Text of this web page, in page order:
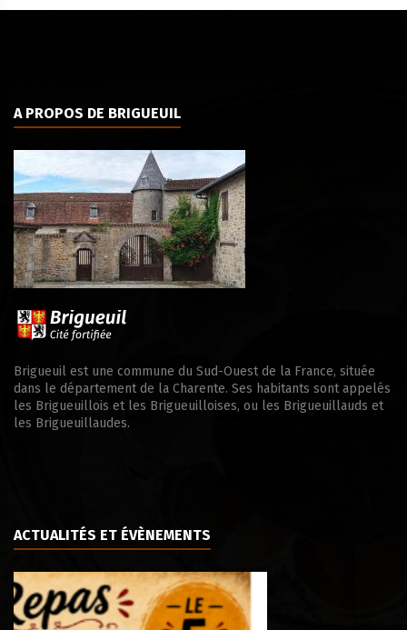
A PROPOS DE BRIGUEUIL
Brigueuil est une commune du Sud-Ouest de la France, située
dans le département de la Charente. Ses habitants sont appelés
les Brigueuillois et les Brigueuilloises, ou les Brigueuillauds et
les Brigueuillaudes.
ACTUALITÉS ET ÉVÈNEMENTS